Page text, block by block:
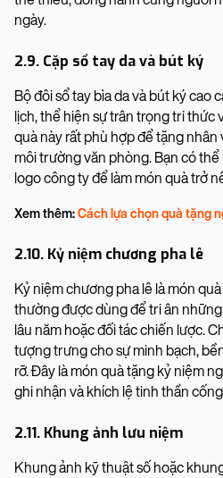
ngày.
2.9. Cặp sổ tay da và bút ký
Bộ đôi sổ tay bìa da và bút ký cao
lịch, thể hiện sự trân trọng tri thức
quà này rất phù hợp để tặng nhân
môi trường văn phòng. Bạn có
logo công ty để làm món quà trở
Xem thêm:Cách lựa chọn quà tặng
2.10. Kỷ niệm chương pha lê
Kỷ niệm chương pha lê là món
thường được dùng để tri ân
lâu năm hoặc đối tác chiến lược.
tượng trưng cho sự minh bạch,
rỡ. Đây là món quà tặng kỷ niệm
ghi nhận và khích lệ tinh thần
2.11. Khung ảnh lưu niệm
Khung ảnh kỹ thuật số hoặc